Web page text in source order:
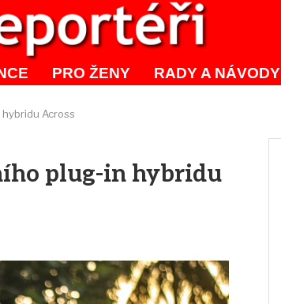
PRO ŽENY RADY A NÁVODY
Across
plug-in hybridu